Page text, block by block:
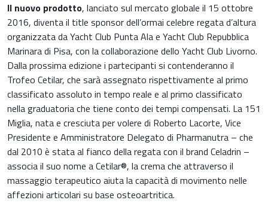
Medicina cardiovascolare
Chirurgia e Medicina Trasfusionale
Ematologia
Gastroenterologia
Ginecologia e Ostetricia
Medicina dello sport
Carenza di ferro
Infiammazioni
Materie prime
Il nuovo prodotto, lanciato sul mercato globale il 15 ottobre
2016, diventa il title sponsor dell’ormai celebre regata d’altura
organizzata da Yacht Club Punta Ala e Yacht Club Repubblica
Marinara di Pisa, con la collaborazione dello Yacht Club Livorno.
Dalla prossima edizione i partecipanti si contenderanno il
Trofeo Cetilar, che sarà assegnato rispettivamente al primo
classificato assoluto in tempo reale e al primo classificato
nella graduatoria che tiene conto dei tempi compensati. La 151
Miglia, nata e cresciuta per volere di Roberto Lacorte, Vice
Presidente e Amministratore Delegato di Pharmanutra – che
dal 2010 è stata al fianco della regata con il brand Celadrin –
associa il suo nome a Cetilar®, la crema che attraverso il
massaggio terapeutico aiuta la capacità di movimento nelle
affezioni articolari su base osteoartritica.